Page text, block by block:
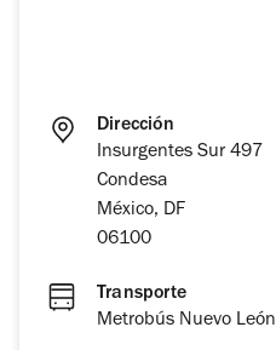
Dirección
Insurgentes Sur 497
Condesa
México, DF
06100
Transporte
Metrobús Nuevo León